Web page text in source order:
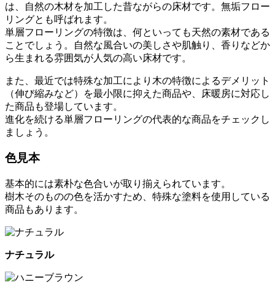
は、自然の木材を加工した昔ながらの床材です。無垢フロー
リングとも呼ばれます。
単層フローリングの特徴は、何といっても天然の素材である
ことでしょう。自然な風合いの美しさや肌触り、香りなどか
ら生まれる雰囲気が人気の高い床材です。
また、最近では特殊な加工により木の特徴によるデメリット
（伸び縮みなど）を最小限に抑えた商品や、床暖房に対応し
た商品も登場しています。
進化を続ける単層フローリングの代表的な商品をチェックし
ましょう。
色見本
基本的には素朴な色合いが取り揃えられています。
樹木そのものの色を活かすため、特殊な塗料を使用している
商品もあります。
ナチュラル